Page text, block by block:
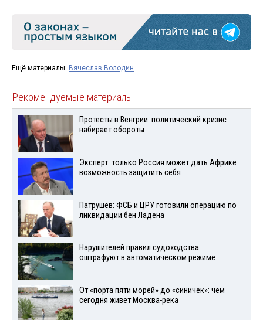
Ещё материалы: Вячеслав Володин
Рекомендуемые материалы
Протесты в Венгрии: политический кризис
набирает обороты
Эксперт: только Россия может дать Африке
возможность защитить себя
Патрушев: ФСБ и ЦРУ готовили операцию по
ликвидации бен Ладена
Нарушителей правил судоходства
оштрафуют в автоматическом режиме
От «порта пяти морей» до «синичек»: чем
сегодня живет Москва-река